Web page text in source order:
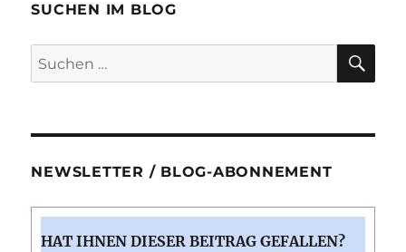
in
Bronx,
und
SUCHEN IM BLOG
Suchen
nach:
NEWSLETTER / BLOG-ABONNEMENT
HAT IHNEN DIESER BEITRAG GEFALLEN?